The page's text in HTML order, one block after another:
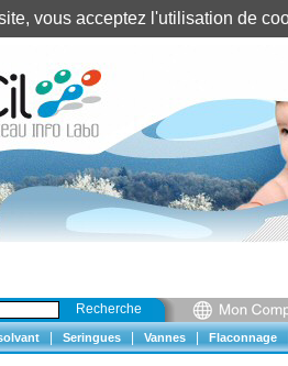
Recherche
Seringues Vannes Flaconnage
vous acceptez l'utilisation de